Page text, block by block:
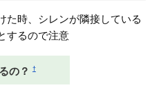
た時、シレンが隣接している
するので注意
の？ †